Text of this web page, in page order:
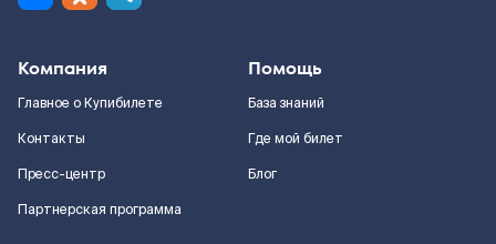
Компания
Главное о Купибилете
Контакты
Пресс-центр
Партнерская программа
Помощь
База знаний
Где мой билет
Блог